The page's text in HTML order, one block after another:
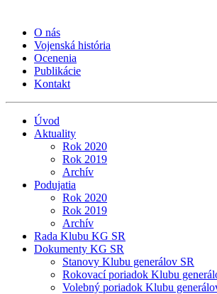
O nás
Vojenská história
Ocenenia
Publikácie
Kontakt
Úvod
Aktuality
Rok 2020
Rok 2019
Archív
Podujatia
Rok 2020
Rok 2019
Archív
Rada Klubu KG SR
Dokumenty KG SR
Stanovy Klubu generálov SR
Rokovací poriadok Klubu
Volebný poriadok Klubu